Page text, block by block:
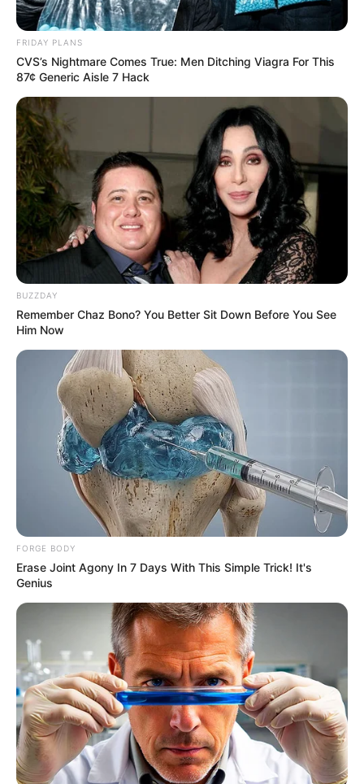
FRIDAY PLANS
CVS’s Nightmare Comes True: Men Ditching Viagra For This
87¢ Generic Aisle 7 Hack
BUZZDAY
Remember Chaz Bono? You Better Sit Down Before You See
Him Now
FORGE BODY
Erase Joint Agony In 7 Days With This Simple Trick! It's
Genius